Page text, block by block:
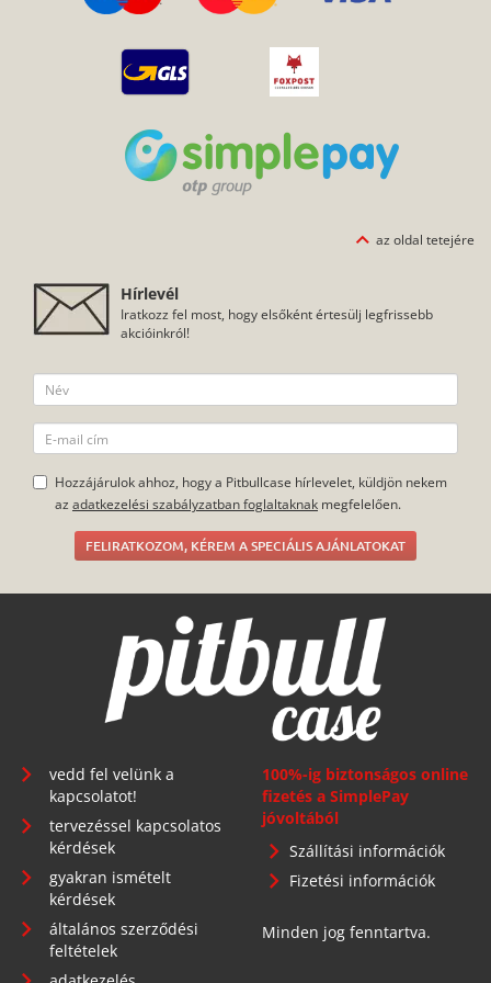
az oldal tetejére
Hírlevél
Iratkozz fel most, hogy elsőként értesülj legfrissebb
akcióinkról!
Hozzájárulok ahhoz, hogy a Pitbullcase hírlevelet, küldjön nekem
az adatkezelési szabályzatban foglaltaknak megfelelően.
FELIRATKOZOM, KÉREM A SPECIÁLIS AJÁNLATOKAT
vedd fel velünk a
kapcsolatot!
tervezéssel kapcsolatos
kérdések
gyakran ismételt
kérdések
általános szerződési
feltételek
100%-ig biztonságos online
fizetés a SimplePay
jóvoltából
Szállítási információk
Fizetési információk
Minden jog fenntartva.